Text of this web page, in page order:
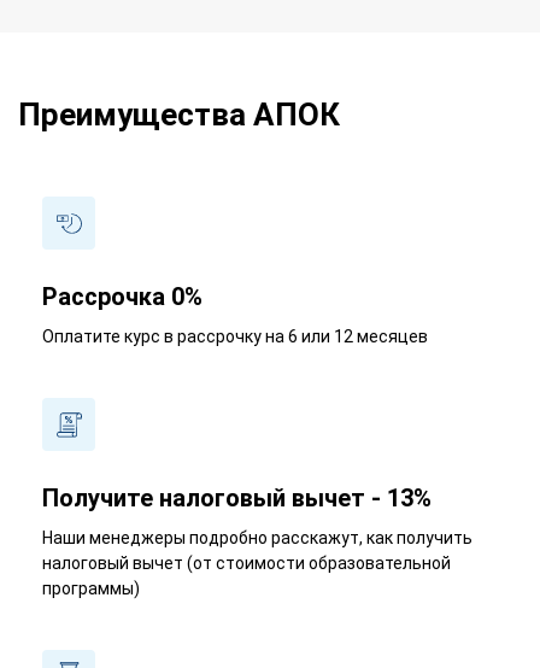
Преимущества АПОК
Рассрочка 0%
Оплатите курс в рассрочку на 6 или 12 месяцев
Получите налоговый вычет - 13%
Наши менеджеры подробно расскажут, как получить
налоговый вычет (от стоимости образовательной
программы)